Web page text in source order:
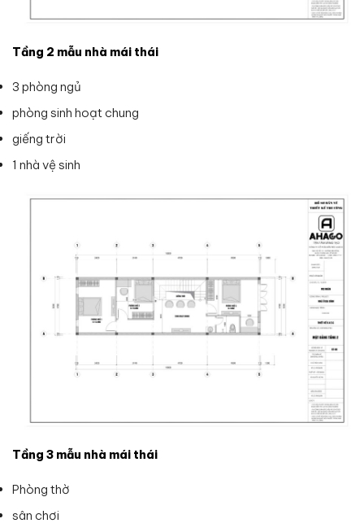
Tầng 2 mẫu nhà mái thái
3 phòng ngủ
phòng sinh hoạt chung
giếng trời
1 nhà vệ sinh
Tầng 3 mẫu nhà mái thái
Phòng thờ
sân chơi